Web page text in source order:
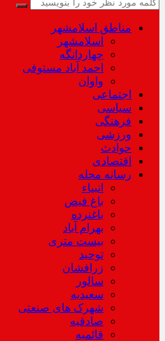
مناطق اسلامشهر
اسلامشهر
چهاردانگه
احمد آباد مستوفی
واوان
اجتماعی
سیاسی
فرهنگی
ورزشی
حوادث
اقتصادی
رسانه محله
انبیاء
باغ فیض
باغنرده
بهرام آباد
بیست متری
توحید
زرافشان
سالور
سعیدیه
شهرک های صنعتی
صادقیه
قائمیه